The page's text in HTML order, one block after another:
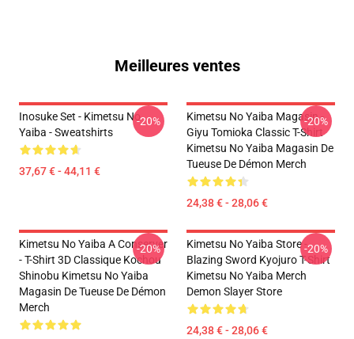
Meilleures ventes
Inosuke Set - Kimetsu No
Yaiba - Sweatshirts
37,67 € - 44,11 €
-20%
Kimetsu No Yaiba Magasin -
Giyu Tomioka Classic T-Shirt
Kimetsu No Yaiba Magasin De
Tueuse De Démon Merch
24,38 € - 28,06 €
-20%
Kimetsu No Yaiba A Conserver
- T-Shirt 3D Classique Kochou
Shinobu Kimetsu No Yaiba
Magasin De Tueuse De Démon
Merch
-20%
Kimetsu No Yaiba Store -
Blazing Sword Kyojuro T-Shirt
Kimetsu No Yaiba Merch
Demon Slayer Store
24,38 € - 28,06 €
-20%